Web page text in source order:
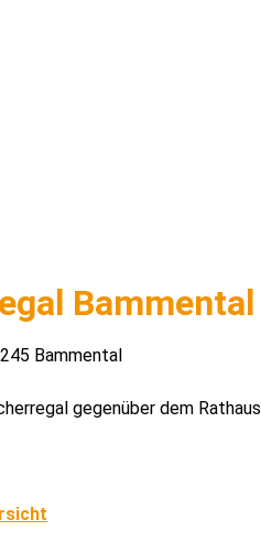
Bammental
Bammental
gegenüber dem Rathaus